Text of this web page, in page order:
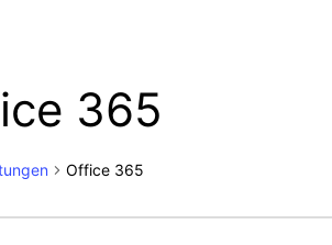
365
Office 365